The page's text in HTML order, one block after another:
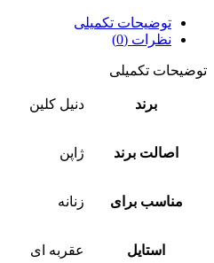
توضیحات تکمیلی
نظرات (0)
توضیحات تکمیلی
برند دنیل کلین
اصالت برند ژاپن
مناسب برای زنانه
استایل عقربه ای